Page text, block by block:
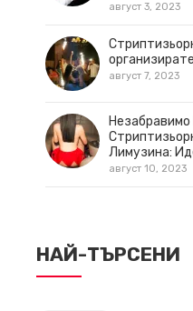
август 3, 2023
август 7, 2023
Лимузина:
август 10, 2023
НАЙ-ТЪРСЕНИ